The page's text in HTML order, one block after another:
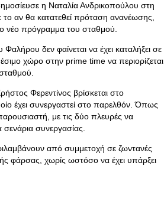
η Ναταλία Ανδρικοπούλου στη
αν θα κατατεθεί πρόταση ανανέωσης,
νέο πρόγραμμα του σταθμού.
δεν φαίνεται να έχει καταλήξει σε
χώρο στην prime time να περιορίζεται
Φερεντίνος βρίσκεται στο
έχει συνεργαστεί στο παρελθόν. Όπως
με τις δύο πλευρές να
σενάρια συνεργασίας.
από συμμετοχή σε ζωντανές
φάρσας, χωρίς ωστόσο να έχει υπάρξει